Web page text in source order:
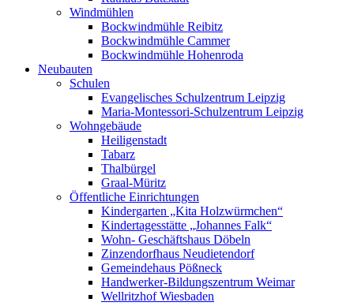
Windmühlen
Bockwindmühle Reibitz
Bockwindmühle Cammer
Bockwindmühle Hohenroda
Neubauten
Schulen
Evangelisches Schulzentrum Leipzig
Maria-Montessori-Schulzentrum Leipzig
Wohngebäude
Heiligenstadt
Tabarz
Thalbürgel
Graal-Müritz
Öffentliche Einrichtungen
Kindergarten „Kita Holzwürmchen“
Kindertagesstätte „Johannes Falk“
Wohn- Geschäftshaus Döbeln
Zinzendorfhaus Neudietendorf
Gemeindehaus Pößneck
Handwerker-Bildungszentrum Weimar
Wellritzhof Wiesbaden